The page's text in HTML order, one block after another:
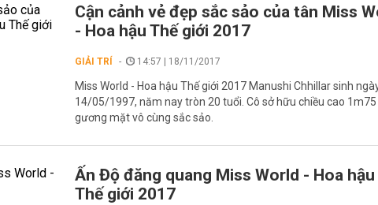
Cận cảnh vẻ đẹp sắc sảo của tân Miss
- Hoa hậu Thế giới 2017
GIẢI TRÍ 14:57 | 18/11/2017
Miss World - Hoa hậu Thế giới 2017 Manushi Chhillar sinh
14/05/1997, năm nay tròn 20 tuổi. Cô sở hữu chiều cao 1m75
gương mặt vô cùng sắc sảo.
Ấn Độ đăng quang Miss World - Hoa hậu
Thế giới 2017